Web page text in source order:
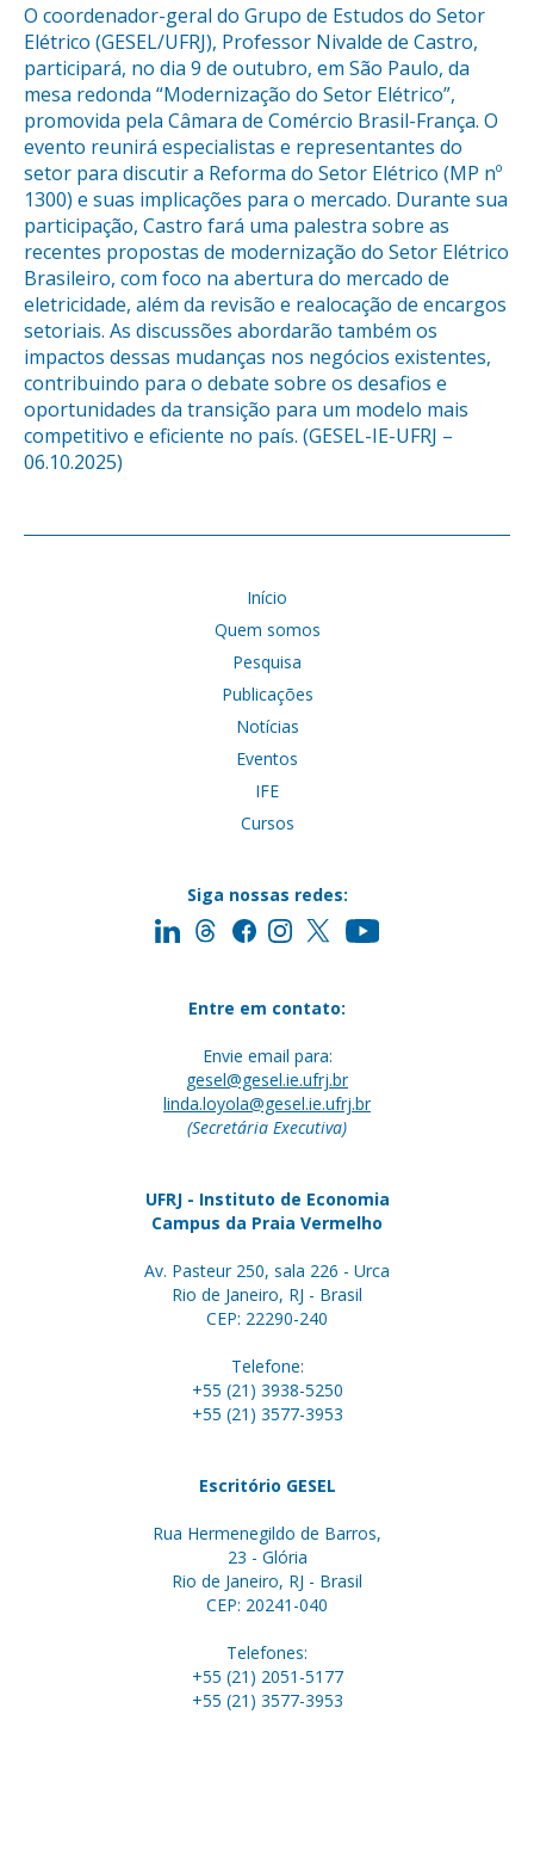
O coordenador-geral do Grupo de Estudos do Setor
Elétrico (GESEL/UFRJ), Professor Nivalde de Castro,
participará, no dia 9 de outubro, em São Paulo, da
mesa redonda “Modernização do Setor Elétrico”,
promovida pela Câmara de Comércio Brasil-França. O
evento reunirá especialistas e representantes do
setor para discutir a Reforma do Setor Elétrico (MP nº
1300) e suas implicações para o mercado. Durante sua
participação, Castro fará uma palestra sobre as
recentes propostas de modernização do Setor Elétrico
Brasileiro, com foco na abertura do mercado de
eletricidade, além da revisão e realocação de encargos
setoriais. As discussões abordarão também os
impactos dessas mudanças nos negócios existentes,
contribuindo para o debate sobre os desafios e
oportunidades da transição para um modelo mais
competitivo e eficiente no país. (GESEL-IE-UFRJ –
06.10.2025)
Início
Quem somos
Pesquisa
Publicações
Notícias
Eventos
IFE
Cursos
Siga nossas redes:
Entre em contato:
Envie email para:
gesel@gesel.ie.ufrj.br
linda.loyola@gesel.ie.ufrj.br
(Secretária Executiva)
UFRJ - Instituto de Economia
Campus da Praia Vermelho
Av. Pasteur 250, sala 226 - Urca
Rio de Janeiro, RJ - Brasil
CEP: 22290-240
Telefone:
+55 (21) 3938-5250
+55 (21) 3577-3953
Escritório GESEL
Rua Hermenegildo de Barros,
23 - Glória
Rio de Janeiro, RJ - Brasil
CEP: 20241-040
Telefones:
+55 (21) 2051-5177
+55 (21) 3577-3953